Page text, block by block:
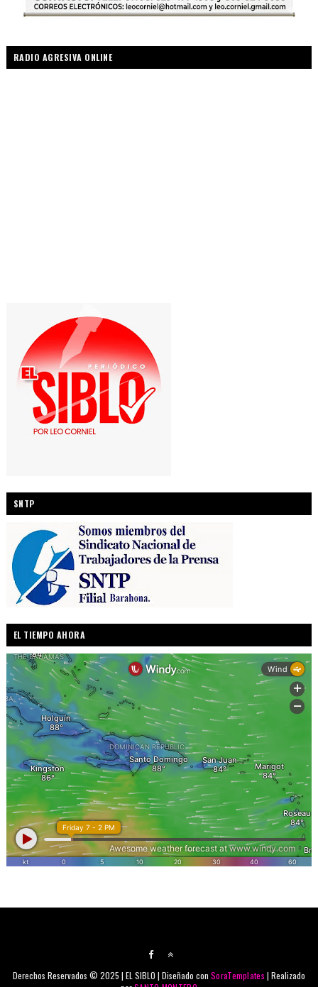
RADIO AGRESIVA ONLINE
SNTP
EL TIEMPO AHORA
Derechos Reservados © 2025 | EL SIBLO | Diseñado conSoraTemplates | Realizado